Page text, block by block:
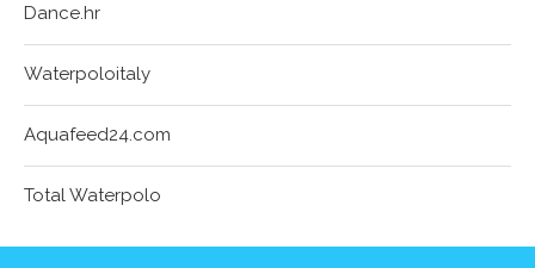
Dance.hr
Waterpoloitaly
Aquafeed24.com
Total Waterpolo